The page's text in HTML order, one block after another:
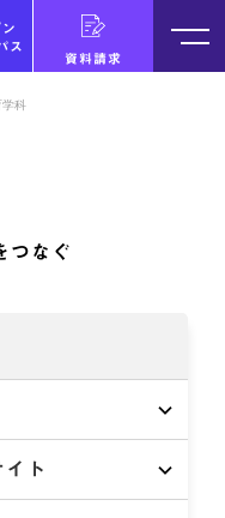
ス
資料請求
学科
つなぐ
ト